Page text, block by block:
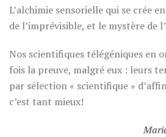
L’alchimie sensorielle qui se crée
de l’imprévisible, et le mystère de
Nos scientifiques télégéniques en
fois la preuve, malgré eux : leurs
par sélection « scientifique »
c’est tant mieux!